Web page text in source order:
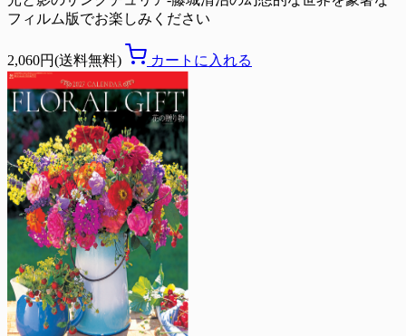
フィルム版でお楽しみください
2,060円(送料無料) カートに入れる